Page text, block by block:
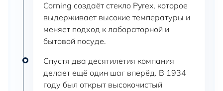
Corning создаёт стекло Pyrex, которое
выдерживает высокие температуры и
меняет подход к лабораторной и
бытовой посуде.
Спустя два десятилетия компания
делает ещё один шаг вперёд. В 1934
году был открыт высокочистый